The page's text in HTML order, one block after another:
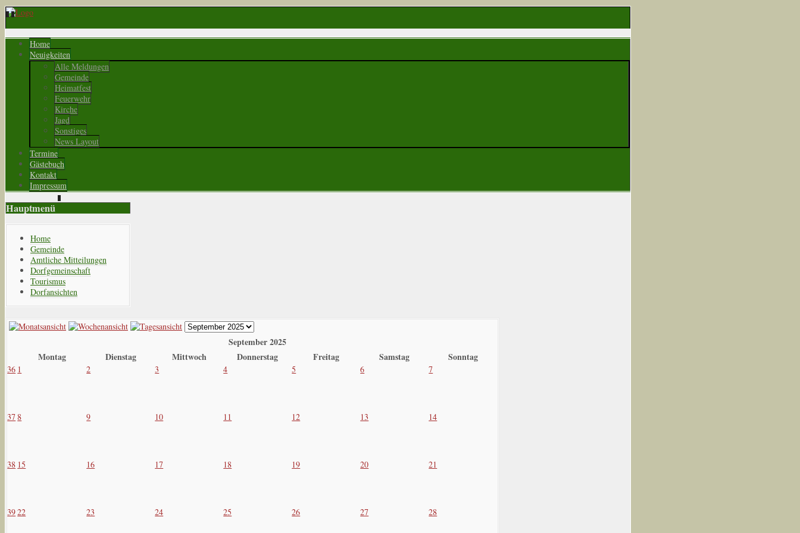
Home
Neuigkeiten
Alle Meldungen
Gemeinde
Heimatfest
Feuerwehr
Kirche
Jagd
Sonstiges
News Layout
Termine
Gästebuch
Kontakt
Impressum
Hauptmenü
Home
Gemeinde
Amtliche Mitteilungen
Dorfgemeinschaft
Tourismus
Dorfansichten
September 2025
Montag
Dienstag Mittwoch Donnerstag Freitag Samstag Sonntag
36 1 2 3 4 5 6 7
378 9 10 11 12 13 14
38 15 16 17 18 19 20 21
3922 23 24 25 26 27 28